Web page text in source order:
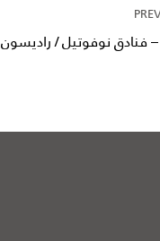
فنادق نوفوتيل / راديسون